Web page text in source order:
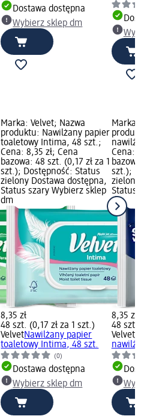
Dostawa dostępna
Wybierz sklep dm
Marka: Velvet; Nazwa
produktu: Nawilżany papier
toaletowy Intima, 48 szt.;
Cena: 8,35 zł; Cena
bazowa: 48 szt. (0,17 zł za 1
szt.); Dostępność: Status
zielony Dostawa dostępna,
Status szary Wybierz sklep
dm
8,35 zł
48 szt. (0,17 zł za 1 szt.)
VelvetNawilżany papier
toaletowy Intima, 48 szt.
(0)
Dostawa dostępna
Wybierz sklep dm
Marka:
Cena:
bazowa:
szt.);
zielony
Status
dm
8,35 zł
48 szt.
Velvet